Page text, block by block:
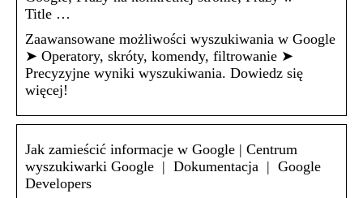
Title …
Zaawansowane możliwości wyszukiwania w Google
➤ Operatory, skróty, komendy, filtrowanie ➤
Precyzyjne wyniki wyszukiwania. Dowiedz się
więcej!
Jak zamieścić informacje w Google | Centrum
wyszukiwarki Google | Dokumentacja | Google
Developers